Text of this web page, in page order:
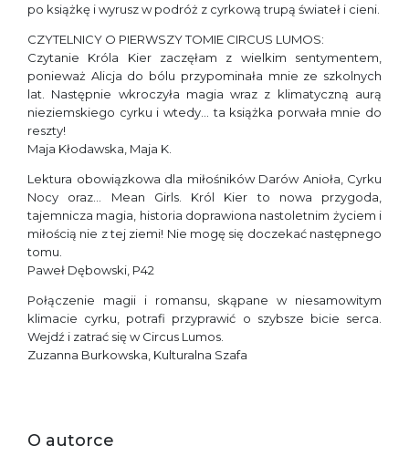
po książkę i wyrusz w podróż z cyrkową trupą świateł i cieni.
CZYTELNICY O PIERWSZY TOMIE CIRCUS LUMOS:
Czytanie Króla Kier zaczęłam z wielkim sentymentem,
ponieważ Alicja do bólu przypominała mnie ze szkolnych
lat. Następnie wkroczyła magia wraz z klimatyczną aurą
nieziemskiego cyrku i wtedy… ta książka porwała mnie do
reszty!
Maja Kłodawska, Maja K.
Lektura obowiązkowa dla miłośników Darów Anioła, Cyrku
Nocy oraz… Mean Girls. Król Kier to nowa przygoda,
tajemnicza magia, historia doprawiona nastoletnim życiem i
miłością nie z tej ziemi! Nie mogę się doczekać następnego
tomu.
Paweł Dębowski, P42
Połączenie magii i romansu, skąpane w niesamowitym
klimacie cyrku, potrafi przyprawić o szybsze bicie serca.
Wejdź i zatrać się w Circus Lumos.
Zuzanna Burkowska, Kulturalna Szafa
O autorce